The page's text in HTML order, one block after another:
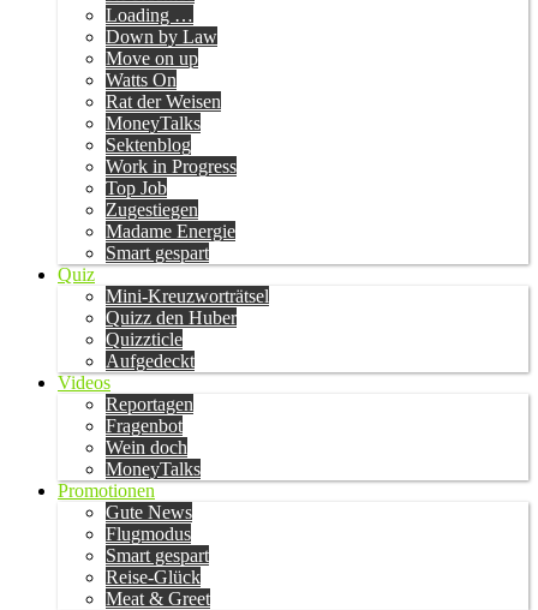
Loading …
Down by Law
Move on up
Watts On
Rat der Weisen
MoneyTalks
Sektenblog
Work in Progress
Top Job
Zugestiegen
Madame Energie
Smart gespart
Quiz
Mini-Kreuzworträtsel
Quizz den Huber
Quizzticle
Aufgedeckt
Videos
Reportagen
Fragenbot
Wein doch
MoneyTalks
Promotionen
Gute News
Flugmodus
Smart gespart
Reise-Glück
Meat & Greet